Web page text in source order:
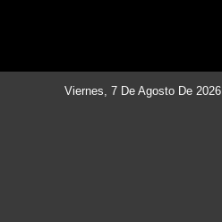
Viernes, 7 De Agosto De 2026